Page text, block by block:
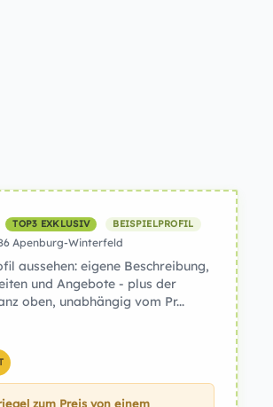
TOP3 EXKLUSIV BEISPIELPROFIL
Apenburg-Winterfeld
aussehen: eigene Beschreibung,
und Angebote - plus der
oben, unabhängig vom Pr...
zum Preis von einem